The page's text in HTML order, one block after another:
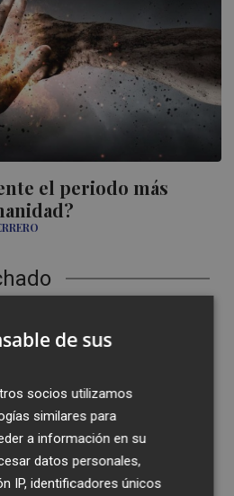
el periodo más
lo que va de verano
el contrato de
que los vecinos tengan que tapar
para modernizar el Recinto
las mejoras del Campo de
de sus
socios utilizamos
similares para
a información en su
datos personales,
IP, identificadores únicos